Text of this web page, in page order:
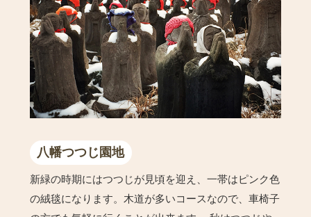
八幡つつじ園地
新緑の時期にはつつじが見頃を迎え、一帯はピンク色
の絨毯になります。木道が多いコースなので、車椅子